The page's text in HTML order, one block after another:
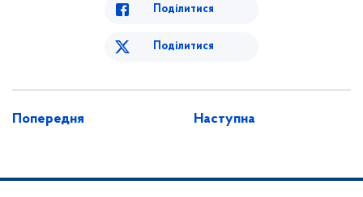
Поділитися
Поділитися
Попередня Наступна